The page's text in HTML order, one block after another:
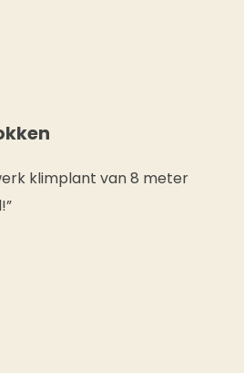
klimplant van 8 meter